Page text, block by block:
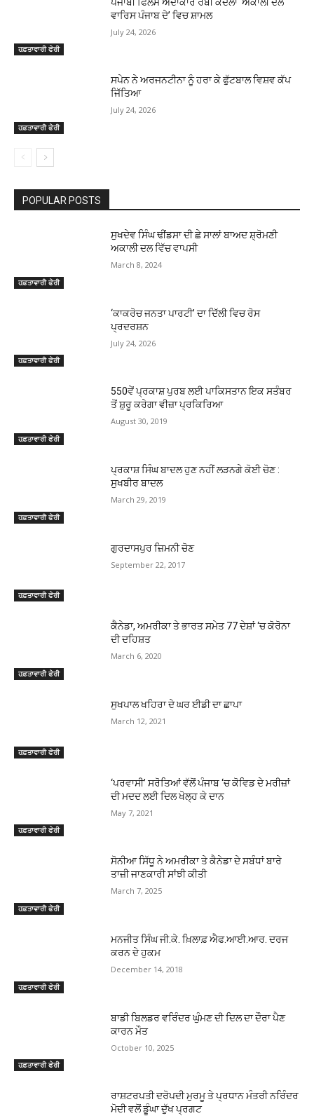
ਹਫ਼ਤਾਵਾਰੀ ਫੇਰੀ
ਵਾਰਿਸ ਪੰਜਾਬ ਦੇ’ ਵਿਚ ਸ਼ਾਮਲ
July 24, 2026
ਹਫ਼ਤਾਵਾਰੀ ਫੇਰੀ
ਸਪੇਨ ਨੇ ਅਰਜਨਟੀਨਾ ਨੂੰ ਹਰਾ ਕੇ ਫੁੱਟਬਾਲ ਵਿਸ਼ਵ ਕੱਪ
ਜਿੱਤਿਆ
July 24, 2026
POPULAR POSTS
ਹਫ਼ਤਾਵਾਰੀ ਫੇਰੀ
ਸੁਖਦੇਵ ਸਿੰਘ ਢੀਂਡਸਾ ਦੀ ਛੇ ਸਾਲਾਂ ਬਾਅਦ ਸ਼੍ਰੋਮਣੀ
ਅਕਾਲੀ ਦਲ ਵਿੱਚ ਵਾਪਸੀ
March 8, 2024
ਹਫ਼ਤਾਵਾਰੀ ਫੇਰੀ
‘ਕਾਕਰੋਚ ਜਨਤਾ ਪਾਰਟੀ’ ਦਾ ਦਿੱਲੀ ਵਿਚ ਰੋਸ
ਪ੍ਰਦਰਸ਼ਨ
July 24, 2026
ਹਫ਼ਤਾਵਾਰੀ ਫੇਰੀ
550ਵੇਂ ਪ੍ਰਕਾਸ਼ ਪੁਰਬ ਲਈ ਪਾਕਿਸਤਾਨ ਇਕ ਸਤੰਬਰ
ਤੋਂ ਸ਼ੁਰੂ ਕਰੇਗਾ ਵੀਜ਼ਾ ਪ੍ਰਕਿਰਿਆ
August 30, 2019
ਹਫ਼ਤਾਵਾਰੀ ਫੇਰੀ
ਪ੍ਰਕਾਸ਼ ਸਿੰਘ ਬਾਦਲ ਹੁਣ ਨਹੀਂ ਲੜਨਗੇ ਕੋਈ ਚੋਣ :
ਸੁਖਬੀਰ ਬਾਦਲ
March 29, 2019
ਹਫ਼ਤਾਵਾਰੀ ਫੇਰੀ
ਗੁਰਦਾਸਪੁਰ ਜ਼ਿਮਨੀ ਚੋਣ
September 22, 2017
ਹਫ਼ਤਾਵਾਰੀ ਫੇਰੀ
ਕੈਨੇਡਾ, ਅਮਰੀਕਾ ਤੇ ਭਾਰਤ ਸਮੇਤ 77 ਦੇਸ਼ਾਂ ‘ਚ ਕੋਰੋਨਾ
ਦੀ ਦਹਿਸ਼ਤ
March 6, 2020
ਹਫ਼ਤਾਵਾਰੀ ਫੇਰੀ
ਸੁਖਪਾਲ ਖਹਿਰਾ ਦੇ ਘਰ ਈਡੀ ਦਾ ਛਾਪਾ
March 12, 2021
ਹਫ਼ਤਾਵਾਰੀ ਫੇਰੀ
‘ਪਰਵਾਸੀ’ ਸਰੋਤਿਆਂ ਵੱਲੋਂ ਪੰਜਾਬ ‘ਚ ਕੋਵਿਡ ਦੇ ਮਰੀਜ਼ਾਂ
ਦੀ ਮਦਦ ਲਈ ਦਿਲ ਖੋਲ੍ਹ ਕੇ ਦਾਨ
May 7, 2021
ਹਫ਼ਤਾਵਾਰੀ ਫੇਰੀ
ਸੋਨੀਆ ਸਿੱਧੂ ਨੇ ਅਮਰੀਕਾ ਤੇ ਕੈਨੇਡਾ ਦੇ ਸਬੰਧਾਂ ਬਾਰੇ
ਤਾਜ਼ੀ ਜਾਣਕਾਰੀ ਸਾਂਝੀ ਕੀਤੀ
March 7, 2025
ਹਫ਼ਤਾਵਾਰੀ ਫੇਰੀ
ਮਨਜੀਤ ਸਿੰਘ ਜੀ.ਕੇ. ਖ਼ਿਲਾਫ਼ ਐਫ.ਆਈ.ਆਰ. ਦਰਜ
ਕਰਨ ਦੇ ਹੁਕਮ
December 14, 2018
ਹਫ਼ਤਾਵਾਰੀ ਫੇਰੀ
ਬਾਡੀ ਬਿਲਡਰ ਵਰਿੰਦਰ ਘੁੰਮਣ ਦੀ ਦਿਲ ਦਾ ਦੌਰਾ ਪੈਣ
ਕਾਰਨ ਮੌਤ
October 10, 2025
ਰਾਸ਼ਟਰਪਤੀ ਦਰੋਪਦੀ ਮੁਰਮੂ ਤੇ ਪ੍ਰਧਾਨ ਮੰਤਰੀ ਨਰਿੰਦਰ
ਮੋਦੀ ਵਲੋਂ ਡੂੰਘਾ ਦੁੱਖ ਪ੍ਰਗਟ